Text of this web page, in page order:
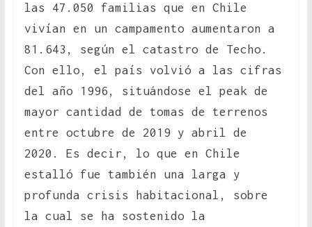
las 47.050 familias que en Chile
vivían en un campamento aumentaron a
81.643, según el catastro de Techo.
Con ello, el país volvió a las cifras
del año 1996, situándose el peak de
mayor cantidad de tomas de terrenos
entre octubre de 2019 y abril de
2020. Es decir, lo que en Chile
estalló fue también una larga y
profunda crisis habitacional, sobre
la cual se ha sostenido la